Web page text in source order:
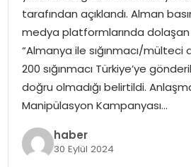
tarafından açıklandı. Alman
medya platformlarında
“Almanya ile sığınmacı/mülteci
200 sığınmacı Türkiye’ye
doğru olmadığı belirtildi.
Manipülasyon Kampanyası…
haber
30 Eylül 2024